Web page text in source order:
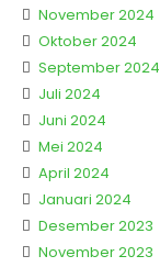
November 2024
Oktober 2024
September 2024
Juli 2024
Juni 2024
Mei 2024
April 2024
Januari 2024
Desember 2023
November 2023